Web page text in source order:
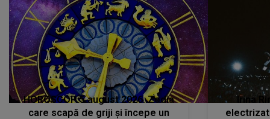
HOROSCOP 5 august 2026. Zodia
care scapă de griji și începe un
Irina